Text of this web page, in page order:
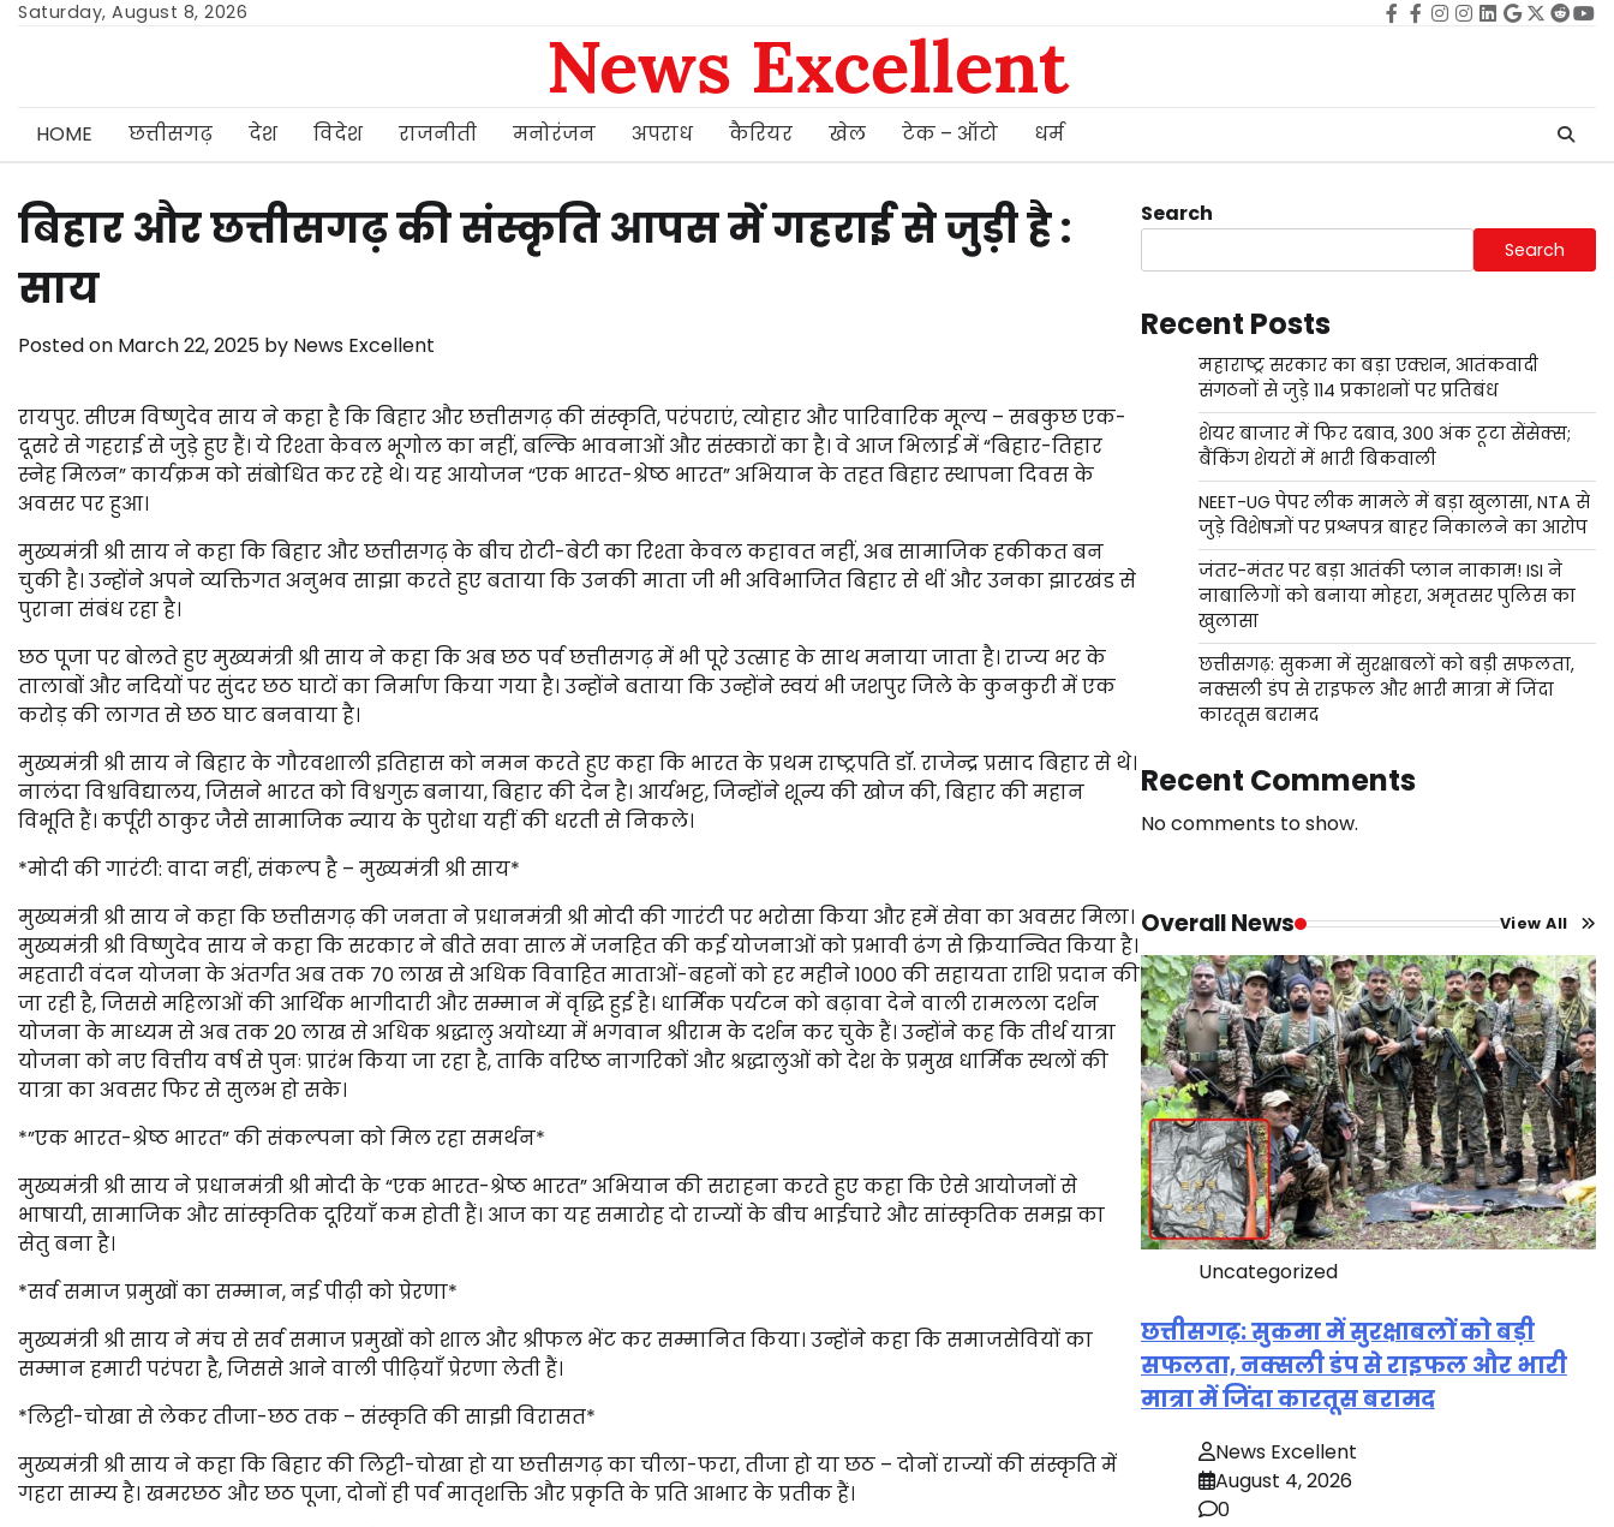
SkipSaturday, August 8, 2026 Facebook
facebook
Instagram
instagram
Linkedin
google
Twitter
reddit
News Excellent
HOME छत्तीसगढ़ देश विदेश राजनीती मनोरंजन अपराध कैरियर खेल टेक – ऑटो धर्म
बिहार और छत्तीसगढ़ की संस्कृति आपस में गहराई से जुड़ी है :
साय
Posted on March 22, 2025 by News Excellent
रायपुर. सीएम विष्णुदेव साय ने कहा है कि बिहार और छत्तीसगढ़ की संस्कृति, परंपराएं, त्योहार और पारिवारिक मूल्य – सबकुछ एक-
दूसरे से गहराई से जुड़े हुए हैं। ये रिश्ता केवल भूगोल का नहीं, बल्कि भावनाओं और संस्कारों का है। वे आज भिलाई में “बिहार-तिहार
स्नेह मिलन” कार्यक्रम को संबोधित कर रहे थे। यह आयोजन “एक भारत-श्रेष्ठ भारत” अभियान के तहत बिहार स्थापना दिवस के
अवसर पर हुआ।
मुख्यमंत्री श्री साय ने कहा कि बिहार और छत्तीसगढ़ के बीच रोटी-बेटी का रिश्ता केवल कहावत नहीं, अब सामाजिक हकीकत बन
चुकी है। उन्होंने अपने व्यक्तिगत अनुभव साझा करते हुए बताया कि उनकी माता जी भी अविभाजित बिहार से थीं और उनका झारखंड से
पुराना संबंध रहा है।
छठ पूजा पर बोलते हुए मुख्यमंत्री श्री साय ने कहा कि अब छठ पर्व छत्तीसगढ़ में भी पूरे उत्साह के साथ मनाया जाता है। राज्य भर के
तालाबों और नदियों पर सुंदर छठ घाटों का निर्माण किया गया है। उन्होंने बताया कि उन्होंने स्वयं भी जशपुर जिले के कुनकुरी में एक
करोड़ की लागत से छठ घाट बनवाया है।
मुख्यमंत्री श्री साय ने बिहार के गौरवशाली इतिहास को नमन करते हुए कहा कि भारत के प्रथम राष्ट्रपति डॉ. राजेन्द्र प्रसाद बिहार से थे।
नालंदा विश्वविद्यालय, जिसने भारत को विश्वगुरु बनाया, बिहार की देन है। आर्यभट्ट, जिन्होंने शून्य की खोज की, बिहार की महान
विभूति हैं। कर्पूरी ठाकुर जैसे सामाजिक न्याय के पुरोधा यहीं की धरती से निकले।
*मोदी की गारंटी: वादा नहीं, संकल्प है – मुख्यमंत्री श्री साय*
मुख्यमंत्री श्री साय ने कहा कि छत्तीसगढ़ की जनता ने प्रधानमंत्री श्री मोदी की गारंटी पर भरोसा किया और हमें सेवा का अवसर मिला।
मुख्यमंत्री श्री विष्णुदेव साय ने कहा कि सरकार ने बीते सवा साल में जनहित की कई योजनाओं को प्रभावी ढंग से क्रियान्वित किया है।
महतारी वंदन योजना के अंतर्गत अब तक 70 लाख से अधिक विवाहित माताओं-बहनों को हर महीने ₹1000 की सहायता राशि प्रदान की
जा रही है, जिससे महिलाओं की आर्थिक भागीदारी और सम्मान में वृद्धि हुई है। धार्मिक पर्यटन को बढ़ावा देने वाली रामलला दर्शन
योजना के माध्यम से अब तक 20 लाख से अधिक श्रद्धालु अयोध्या में भगवान श्रीराम के दर्शन कर चुके हैं। उन्होंने कह कि तीर्थ यात्रा
योजना को नए वित्तीय वर्ष से पुनः प्रारंभ किया जा रहा है, ताकि वरिष्ठ नागरिकों और श्रद्धालुओं को देश के प्रमुख धार्मिक स्थलों की
यात्रा का अवसर फिर से सुलभ हो सके।
*”एक भारत-श्रेष्ठ भारत” की संकल्पना को मिल रहा समर्थन*
मुख्यमंत्री श्री साय ने प्रधानमंत्री श्री मोदी के “एक भारत-श्रेष्ठ भारत” अभियान की सराहना करते हुए कहा कि ऐसे आयोजनों से
भाषायी, सामाजिक और सांस्कृतिक दूरियाँ कम होती हैं। आज का यह समारोह दो राज्यों के बीच भाईचारे और सांस्कृतिक समझ का
सेतु बना है।
*सर्व समाज प्रमुखों का सम्मान, नई पीढ़ी को प्रेरणा*
मुख्यमंत्री श्री साय ने मंच से सर्व समाज प्रमुखों को शाल और श्रीफल भेंट कर सम्मानित किया। उन्होंने कहा कि समाजसेवियों का
सम्मान हमारी परंपरा है, जिससे आने वाली पीढ़ियाँ प्रेरणा लेती हैं।
*लिट्टी-चोखा से लेकर तीजा-छठ तक – संस्कृति की साझी विरासत*
मुख्यमंत्री श्री साय ने कहा कि बिहार की लिट्टी-चोखा हो या छत्तीसगढ़ का चीला-फरा, तीजा हो या छठ – दोनों राज्यों की संस्कृति में
गहरा साम्य है। खमरछठ और छठ पूजा, दोनों ही पर्व मातृशक्ति और प्रकृति के प्रति आभार के प्रतीक हैं।
Search
Search
Recent Posts
महाराष्ट्र सरकार का बड़ा एक्शन, आतंकवादी
संगठनों से जुड़े 114 प्रकाशनों पर प्रतिबंध
शेयर बाजार में फिर दबाव, 300 अंक टूटा सेंसेक्स;
बैंकिंग शेयरों में भारी बिकवाली
NEET-UG पेपर लीक मामले में बड़ा खुलासा, NTA से
जुड़े विशेषज्ञों पर प्रश्नपत्र बाहर निकालने का आरोप
जंतर-मंतर पर बड़ा आतंकी प्लान नाकाम! ISI ने
नाबालिगों को बनाया मोहरा, अमृतसर पुलिस का
खुलासा
छत्तीसगढ़: सुकमा में सुरक्षाबलों को बड़ी सफलता,
नक्सली डंप से राइफल और भारी मात्रा में जिंदा
कारतूस बरामद
Recent Comments
No comments to show.
Overall News View All
Uncategorized
छत्तीसगढ़: सुकमा में सुरक्षाबलों को बड़ी
सफलता, नक्सली डंप से राइफल और भारी
मात्रा में जिंदा कारतूस बरामद
News Excellent
August 4, 2026
0